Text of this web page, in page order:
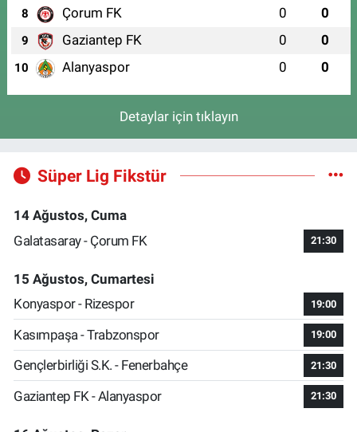
8 Çorum FK 0 0
9 Gaziantep FK 0 0
10 Alanyaspor 0 0
Detaylar için tıklayın
Süper Lig Fikstür
14 Ağustos, Cuma
Galatasaray - Çorum FK
21:30
15 Ağustos, Cumartesi
Konyaspor - Rizespor
19:00
Kasımpaşa - Trabzonspor 19:00
Gençlerbirliği S.K. - Fenerbahçe 21:30
Gaziantep FK - Alanyaspor 21:30